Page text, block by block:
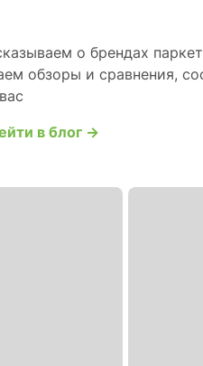
о брендах
обзоры и сравнения,
в блог →